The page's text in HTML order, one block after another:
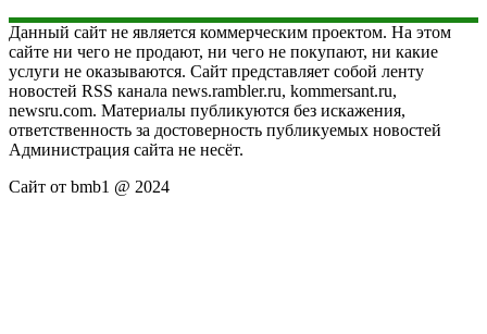
Данный сайт не является коммерческим проектом. На этом
сайте ни чего не продают, ни чего не покупают, ни какие
услуги не оказываются. Сайт представляет собой ленту
новостей RSS канала news.rambler.ru, kommersant.ru,
newsru.com. Материалы публикуются без искажения,
ответственность за достоверность публикуемых новостей
Администрация сайта не несёт.
Сайт от bmb1 @ 2024